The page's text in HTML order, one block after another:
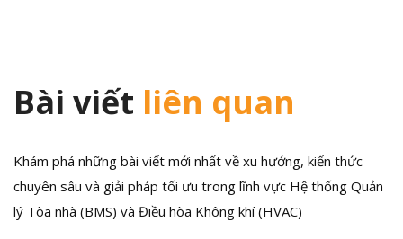
Bài viết liên quan
Khám phá những bài viết mới nhất về xu hướng, kiến thức
chuyên sâu và giải pháp tối ưu trong lĩnh vực Hệ thống Quản
lý Tòa nhà (BMS) và Điều hòa Không khí (HVAC)